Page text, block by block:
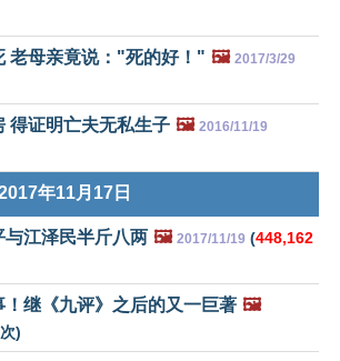
老母亲竟说："死的好！" 🖼️ 2017/3/29
得证明亡夫无私生子 🖼️ 2016/11/19
年11月17日
江泽民半斤八两 🖼️ 2017/11/19 (448,162
！继《九评》之后的又一巨著 🖼️
次)